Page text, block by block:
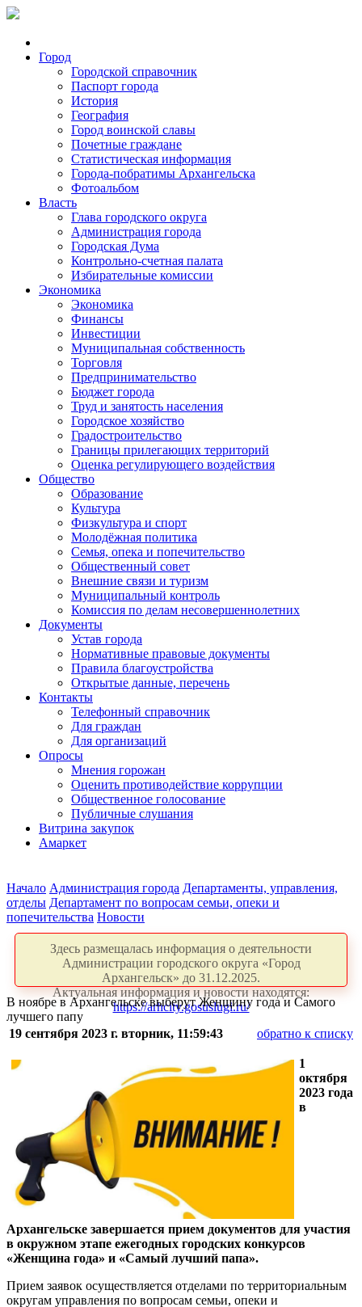
Город
Городской справочник
Паспорт города
История
География
Город воинской славы
Почетные граждане
Статистическая информация
Города-побратимы Архангельска
Фотоальбом
Власть
Глава городского округа
Администрация города
Городская Дума
Контрольно-счетная палата
Избирательные комиссии
Экономика
Экономика
Финансы
Инвестиции
Муниципальная собственность
Торговля
Предпринимательство
Бюджет города
Труд и занятость населения
Городское хозяйство
Градостроительство
Границы прилегающих территорий
Оценка регулирующего воздействия
Общество
Образование
Культура
Физкультура и спорт
Молодёжная политика
Семья, опека и попечительство
Общественный совет
Внешние связи и туризм
Муниципальный контроль
Комиссия по делам несовершеннолетних
Документы
Устав города
Нормативные правовые документы
Правила благоустройства
Открытые данные, перечень
Контакты
Телефонный справочник
Для граждан
Для организаций
Опросы
Мнения горожан
Оценить противодействие коррупции
Общественное голосование
Публичные слушания
Витрина закупок
Амаркет
Начало Администрация города Департаменты, управления,
отделы Департамент по вопросам семьи, опеки и
попечительства Новости
Здесь размещалась информация о деятельности
Администрации городского округа «Город
Архангельск» до 31.12.2025.
Актуальная информация и новости находятся:
https://arhcity.gosuslugi.ru/
В ноябре в Архангельске выберут Женщину года и Самого
лучшего папу
19 сентября 2023 г. вторник, 11:59:43
обратно к списку
1
октября
2023 года
в
Архангельске завершается прием документов для участия
в окружном этапе ежегодных городских конкурсов
«Женщина года» и «Самый лучший папа».
Прием заявок осуществляется отделами по территориальным
округам управления по вопросам семьи, опеки и